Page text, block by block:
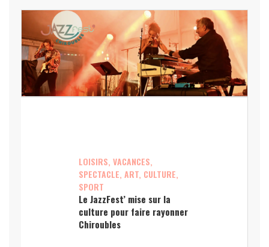
LOISIRS, VACANCES,
SPECTACLE, ART, CULTURE,
SPORT
Le JazzFest’ mise sur la
culture pour faire rayonner
Chiroubles